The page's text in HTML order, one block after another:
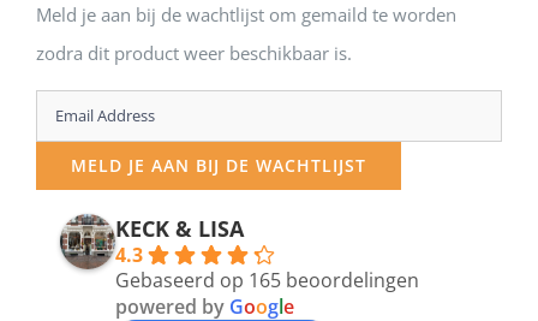
Meld je aan bij de wachtlijst om gemaild te worden
zodra dit product weer beschikbaar is.
Enter
your
email
address
MELD JE AAN BIJ DE WACHTLIJST
KECK & LISA
4.3
Gebaseerd op 165 beoordelingen
powered by Google